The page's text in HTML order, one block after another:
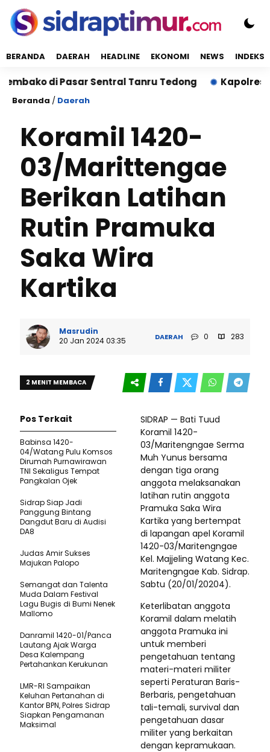
BERANDA DAERAH HEADLINE EKONOMI NEWS INDEKS
di Pasar Sentral Tanru Tedong Kapolres Sidrap
Beranda / Daerah
Koramil 1420-
03/Marittengae
Berikan Latihan
Rutin Pramuka
Saka Wira
Kartika
Masrudin
20 Jan 2024 03:35
DAERAH 0 283
2 MENIT MEMBACA
SIDRAP — Bati Tuud
Koramil 1420-
03/Maritengngae Serma
Muh Yunus bersama
dengan tiga orang
anggota melaksanakan
latihan rutin anggota
Pramuka Saka Wira
Kartika yang bertempat
di lapangan apel Koramil
1420-03/Maritengngae
Kel. Majjeling Watang Kec.
Maritengngae Kab. Sidrap.
Sabtu (20/01/20204).
Keterlibatan anggota
Koramil dalam melatih
anggota Pramuka ini
untuk memberi
pengetahuan tentang
materi-materi militer
seperti Peraturan Baris-
Berbaris, pengetahuan
tali-temali, survival dan
pengetahuan dasar
militer yang berkaitan
dengan kepramukaan.
Pos Terkait
Babinsa 1420-
04/Watang Pulu Komsos
Dirumah Purnawirawan
TNI Sekaligus Tempat
Pangkalan Ojek
Sidrap Siap Jadi
Panggung Bintang
Dangdut Baru di Audisi
DA8
Judas Amir Sukses
Majukan Palopo
Semangat dan Talenta
Muda Dalam Festival
Lagu Bugis di Bumi Nenek
Mallomo
Danramil 1420-01/Panca
Lautang Ajak Warga
Desa Kalempang
Pertahankan Kerukunan
LMR-RI Sampaikan
Keluhan Pertanahan di
Kantor BPN, Polres Sidrap
Siapkan Pengamanan
Maksimal